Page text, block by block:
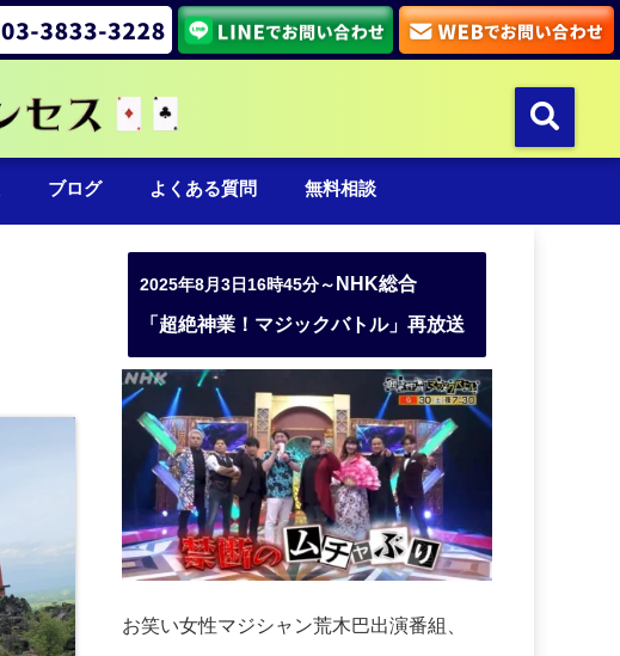
ブログ よくある質問 無料相談
2025年8月3日16時45分～ NHK総合
「超絶神業！マジックバトル」再放送
お笑い女性マジシャン荒木巴出演番組、